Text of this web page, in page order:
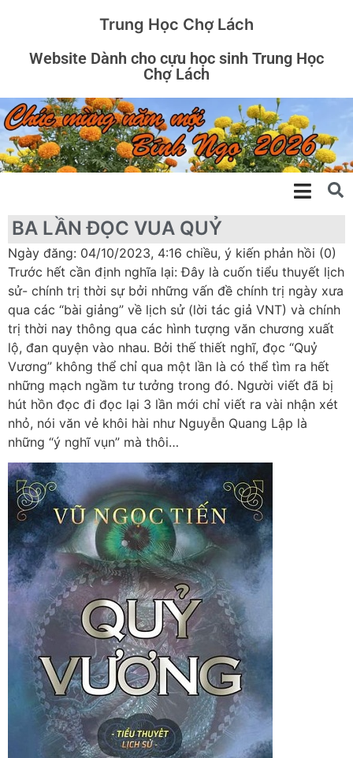
Trung Học Chợ Lách
Website Dành cho cựu học sinh Trung Học
Chợ Lách
BA LẦN ĐỌC VUA QUỶ
Ngày đăng: 04/10/2023, 4:16 chiều, ý kiến phản hồi (0)
Trước hết cần định nghĩa lại: Đây là cuốn tiểu thuyết lịch
sử- chính trị thời sự bởi những vấn đề chính trị ngày xưa
qua các “bài giảng” về lịch sử (lời tác giả VNT) và chính
trị thời nay thông qua các hình tượng văn chương xuất
lộ, đan quyện vào nhau. Bởi thế thiết nghĩ, đọc “Quỷ
Vương” không thể chỉ qua một lần là có thể tìm ra hết
những mạch ngầm tư tưởng trong đó. Người viết đã bị
hút hồn đọc đi đọc lại 3 lần mới chỉ viết ra vài nhận xét
nhỏ, nói văn vẻ khôi hài như Nguyễn Quang Lập là
những “ý nghĩ vụn” mà thôi…